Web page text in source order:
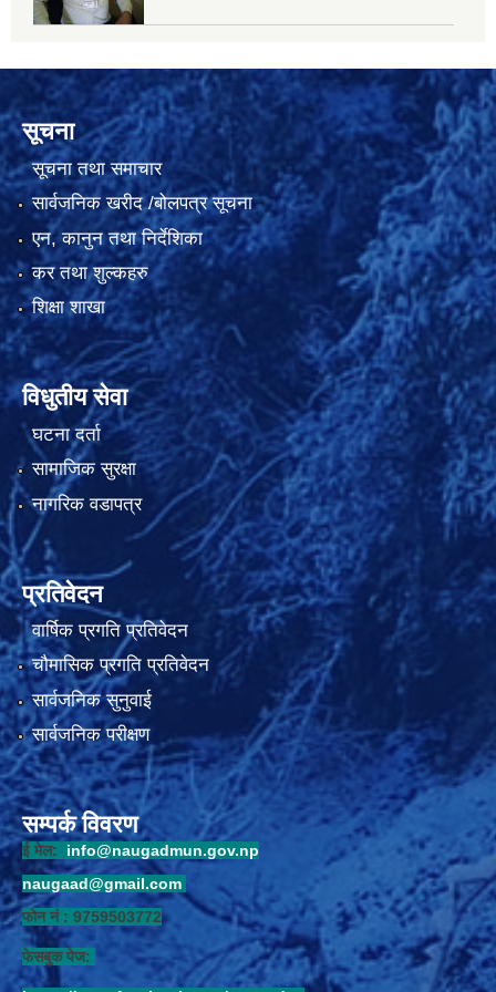
सूचना
सूचना तथा समाचार
सार्वजनिक खरीद /बोलपत्र सूचना
एन, कानुन तथा निर्देशिका
कर तथा शुल्कहरु
शिक्षा शाखा
विधुतीय सेवा
घटना दर्ता
सामाजिक सुरक्षा
नागरिक वडापत्र
प्रतिवेदन
वार्षिक प्रगति प्रतिवेदन
चौमासिक प्रगति प्रतिवेदन
सार्वजनिक सुनुवाई
सार्वजनिक परीक्षण
सम्पर्क विवरण
ई मेल: info@naugadmun.gov.np
naugaad@gmail.com
फोन नं : 9759503772
फेसबुक पेज: